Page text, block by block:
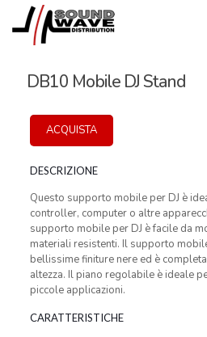
DB10 Mobile DJ Stand
ACQUISTA
DESCRIZIONE
Questo supporto mobile per DJ è
controller, computer o altre
supporto mobile per DJ è facile da
materiali resistenti. Il supporto
bellissime finiture nere ed è
altezza. Il piano regolabile è ideale
piccole applicazioni.
CARATTERISTICHE